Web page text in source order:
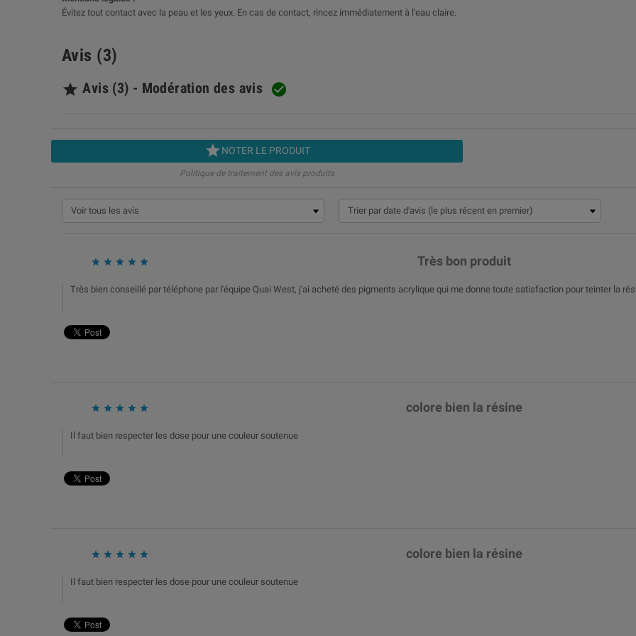
Évitez tout contact avec la peau et les yeux. En cas de contact, rincez immédiatement à l'eau claire.
Avis (3)
 Avis (3) - Modération des avis 
NOTER LE PRODUIT
Politique de traitement des avis produits
     Très bon produit
Très bien conseillé par téléphone par l'équipe Quai West, j'ai acheté des pigments acrylique qui me donne toute satisfaction pour teinter la
     colore bien la résine
Il faut bien respecter les dose pour une couleur soutenue
     colore bien la résine
Il faut bien respecter les dose pour une couleur soutenue